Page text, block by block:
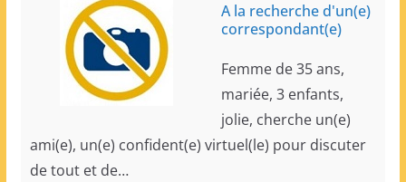
A la recherche d'un(e)
correspondant(e)
Femme de 35 ans,
mariée, 3 enfants,
jolie, cherche un(e)
ami(e), un(e) confident(e) virtuel(le) pour discuter
de tout et de…